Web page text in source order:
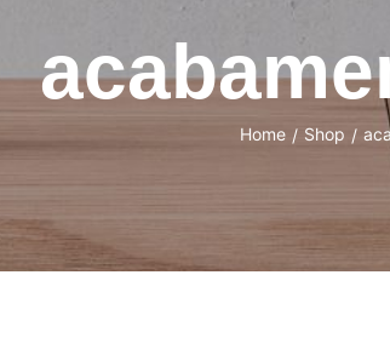
Home / Shop /